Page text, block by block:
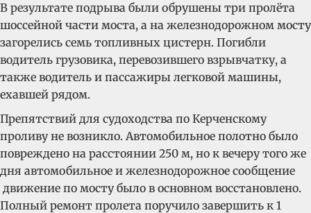
В результате подрыва были обрушены три пролёта
шоссейной части моста, а на железнодорожном мосту
загорелись семь топливных цистерн. Погибли
водитель грузовика, перевозившего взрывчатку, а
также водитель и пассажиры легковой машины,
ехавшей рядом.
Препятствий для судоходства по Керченскому
проливу не возникло. Автомобильное полотно было
повреждено на расстоянии 250 м, но к вечеру того же
дня автомобильное и железнодорожное сообщение
движение по мосту было в основном восстановлено.
Полный ремонт пролета поручило завершить к 1